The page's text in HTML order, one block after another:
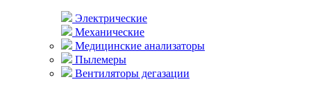
Электрические
Механические
Медицинские анализаторы
Пылемеры
Вентиляторы дегазации